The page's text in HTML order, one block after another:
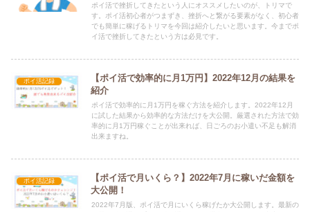
ポイ活で挫折してきたという人にオススメしたいのが、トリマで
す。ポイ活初心者がつまずき、挫折へと繋がる要素がなく、初心者
でも簡単に稼げるトリマを今回は紹介したいと思います。今までポ
イ活で挫折してきたという方は必見です。
ポイ活記録
【ポイ活で効率的に月1万円】2022年12月の結果を
紹介
ポイ活で効率的に月1万円を稼ぐ方法を紹介します。2022年12月
に試した結果から効率的な方法だけを大公開。厳選された方法で効
率的に月1万円稼ぐことが出来れば、日ごろのお小遣い不足も解消
出来ますね。
ポイ活記録
【ポイ活で月いくら？】2022年7月に稼いだ金額を
大公開！
2022年7月版、ポイ活で月にいくら稼げたか大公開します。最新の